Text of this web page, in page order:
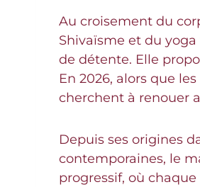
Au croisement du
Shivaïsme et du
de détente. Elle
En 2026, alors que
cherchent à renouer
Depuis ses origines
contemporaines, le
progressif, où